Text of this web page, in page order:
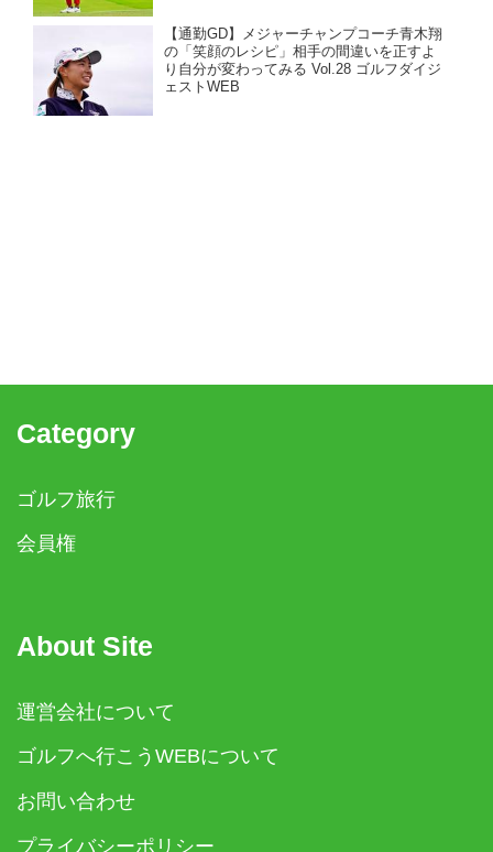
【通勤GD】メジャーチャンプコーチ青木翔
の「笑顔のレシピ」相手の間違いを正すよ
り自分が変わってみる Vol.28 ゴルフダイジ
ェストWEB
Category
ゴルフ旅行
会員権
About Site
運営会社について
ゴルフへ行こうWEBについて
お問い合わせ
プライバシーポリシー